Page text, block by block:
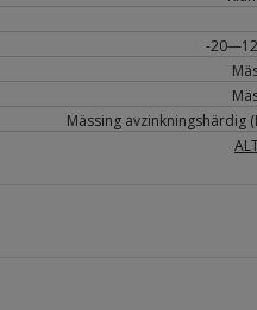
-
Mässing avzinkningshärdig